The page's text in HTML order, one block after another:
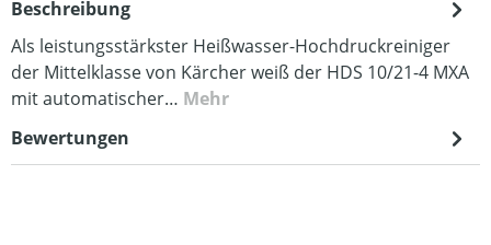
Beschreibung
Als leistungsstärkster Heißwasser-Hochdruckreiniger
der Mittelklasse von Kärcher weiß der HDS 10/21-4 MXA
mit automatischer… Mehr
Bewertungen